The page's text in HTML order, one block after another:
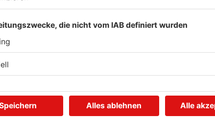
Gute Nachrichten für
Pendler im Main-Kinzig-
Kreis und in Hanau